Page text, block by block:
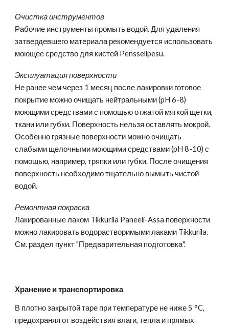
Очистка инструментов
Рабочие инструменты промыть водой. Для удаления
затвердевшего материала рекомендуется использовать
моющее средство для кистей Pensselipesu.
Эксплуатация поверхности
Не ранее чем через 1 месяц после лакировки готовое
покрытие можно очищать нейтральными (pH 6-8)
моющими средствами с помощью отжатой мягкой щетки,
ткани или губки. Поверхность нельзя оставлять мокрой.
Особенно грязные поверхности можно очищать
слабыми щелочными моющими средствами (pH 8-10) с
помощью, например, тряпки или губки. После очищения
поверхность необходимо тщательно вымыть чистой
водой.
Ремонтная покраска
Лакированные лаком Tikkurila Paneeli-Assa поверхности
можно лакировать водорастворимыми лаками Tikkurila.
См. раздел пункт "Предварительная подготовка".
Хранение и транспортировка
В плотно закрытой таре при температуре не ниже 5 °C,
предохраняя от воздействия влаги, тепла и прямых